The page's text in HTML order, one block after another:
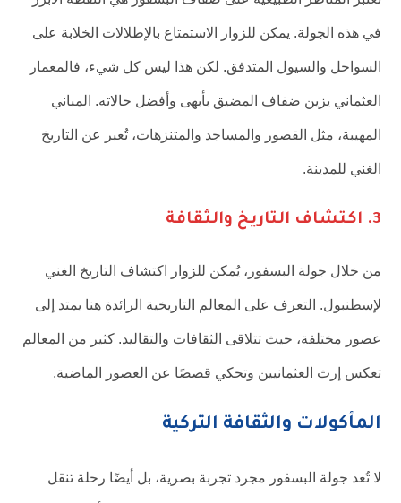
في هذه الجولة. يمكن للزوار الاستمتاع بالإطلالات الخلابة على
السواحل والسيول المتدفق. لكن هذا ليس كل شيء، فالمعمار
العثماني يزين ضفاف المضيق بأبهى وأفضل حالاته. المباني
المهيبة، مثل القصور والمساجد والمتنزهات، تُعبر عن التاريخ
الغني للمدينة.
3. اكتشاف التاريخ والثقافة
من خلال جولة البسفور، يُمكن للزوار اكتشاف التاريخ الغني
لإسطنبول. التعرف على المعالم التاريخية الرائدة هنا يمتد إلى
عصور مختلفة، حيث تتلاقى الثقافات والتقاليد. كثير من المعالم
تعكس إرث العثمانيين وتحكي قصصًا عن العصور الماضية.
المأكولات والثقافة التركية
لا تُعد جولة البسفور مجرد تجربة بصرية، بل أيضًا رحلة تنقل